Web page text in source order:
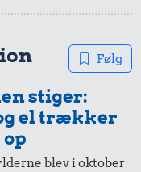
= 145,-
i 2025
= 72,-
Følg
stiger:
el trækker
blev i oktober